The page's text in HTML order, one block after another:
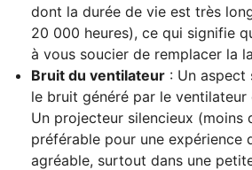
dont la durée de vie est très
20 000 heures), ce qui signifie
à vous soucier de remplacer la
Bruit du ventilateur : Un aspect
le bruit généré par le
Un projecteur silencieux (moins
préférable pour une expérience
agréable, surtout dans une